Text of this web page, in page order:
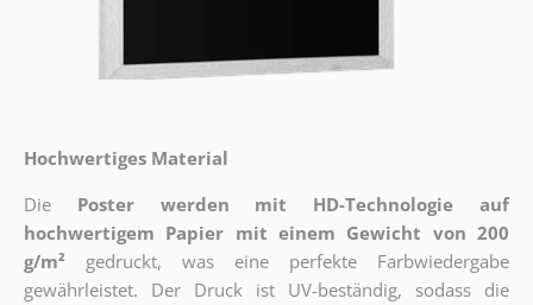
Hochwertiges Material
Die
Poster werden mit HD-Technologie auf
hochwertigem Papier mit einem Gewicht von 200
g/m²
gedruckt, was eine perfekte Farbwiedergabe
gewährleistet. Der Druck ist UV-beständig, sodass die